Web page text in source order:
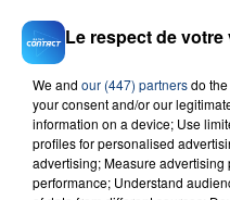
Le respect de
We and our (447) partnersdo
your consent and/or our
information on a device; Use
profiles for personalised
advertising; Measure
performance; Understand